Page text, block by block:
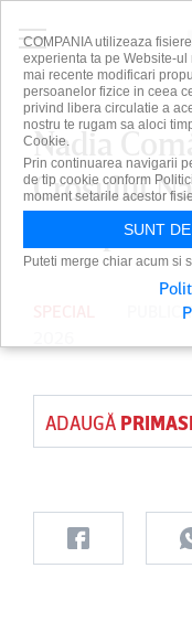
Nadia
Crosului
ADAUGĂ
COMPANIA utilizeaza
experienta ta pe Website-
mai recente modificari
persoanelor fizice in ceea
privind libera circulatie a
nostru te rugam sa aloci
Cookie.
Prin continuarea navigarii
de tip cookie conform
moment setarile acestor
SUNT
Puteti merge chiar acum si